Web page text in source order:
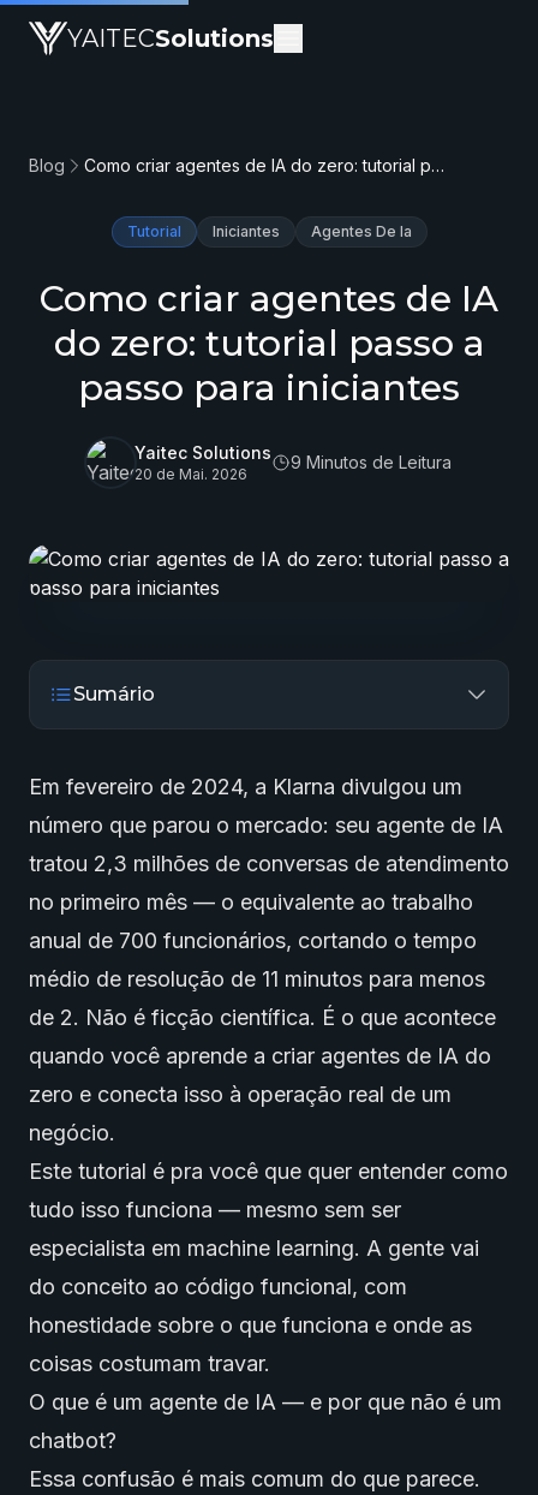
YAITECSolutions
Blog Como criar agentes de IA do zero: tutorial passo a passo para iniciantes
Tutorial Iniciantes Agentes De Ia
Como criar agentes de IA
do zero: tutorial passo a
passo para iniciantes
Yaitec Solutions
20 de Mai. 2026
9 Minutos de Leitura
Sumário
Em fevereiro de 2024, a Klarna divulgou um
número que parou o mercado: seu agente de IA
tratou 2,3 milhões de conversas de atendimento
no primeiro mês — o equivalente ao trabalho
anual de 700 funcionários, cortando o tempo
médio de resolução de 11 minutos para menos
de 2. Não é ficção científica. É o que acontece
quando você aprende a criar agentes de IA do
zero e conecta isso à operação real de um
negócio.
Este tutorial é pra você que quer entender como
tudo isso funciona — mesmo sem ser
especialista em machine learning. A gente vai
do conceito ao código funcional, com
honestidade sobre o que funciona e onde as
coisas costumam travar.
O que é um agente de IA — e por que não é um
chatbot?
Essa confusão é mais comum do que parece.